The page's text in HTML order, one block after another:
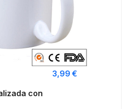
con
3,99€